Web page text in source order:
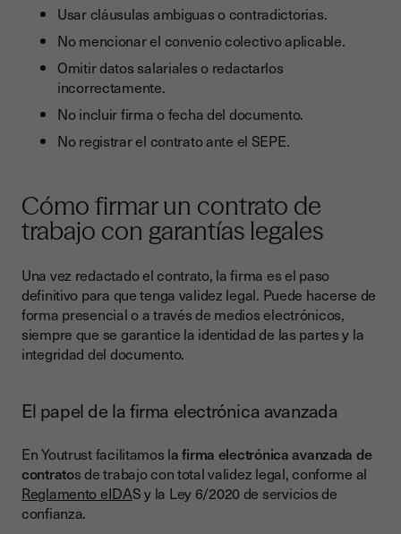
Usar cláusulas ambiguas o contradictorias.
No mencionar el convenio colectivo aplicable.
Omitir datos salariales o redactarlos
incorrectamente.
No incluir firma o fecha del documento.
No registrar el contrato ante el SEPE.
Cómo firmar un contrato de
trabajo con garantías legales
Una vez redactado el contrato, la firma es el paso
definitivo para que tenga validez legal. Puede hacerse de
forma presencial o a través de medios electrónicos,
siempre que se garantice la identidad de las partes y la
integridad del documento.
El papel de la firma electrónica avanzada
En Youtrust facilitamos la firma electrónica avanzada de
contratos de trabajo con total validez legal, conforme al
Reglamento eIDAS y la Ley 6/2020 de servicios de
confianza.